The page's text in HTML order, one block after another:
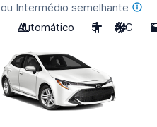
ou Intermédio semelhante
Automático
5 A/C 5